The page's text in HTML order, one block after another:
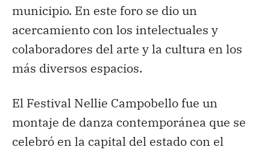
municipio. En este foro se dio un
acercamiento con los intelectuales y
colaboradores del arte y la cultura en los
más diversos espacios.
El Festival Nellie Campobello fue un
montaje de danza contemporánea que se
celebró en la capital del estado con el